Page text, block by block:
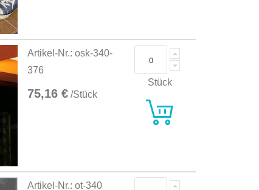
Artikel-Nr.: osk-340-
376
75,16 € /Stück
Stück
Artikel-Nr.: ot-340